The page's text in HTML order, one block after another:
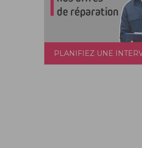
PLANIFIEZ UNE